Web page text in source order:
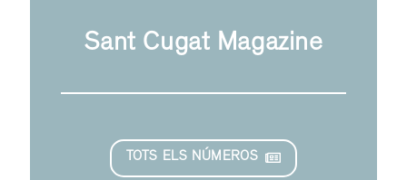
Sant Cugat Magazine
TOTS ELS NÚMEROS